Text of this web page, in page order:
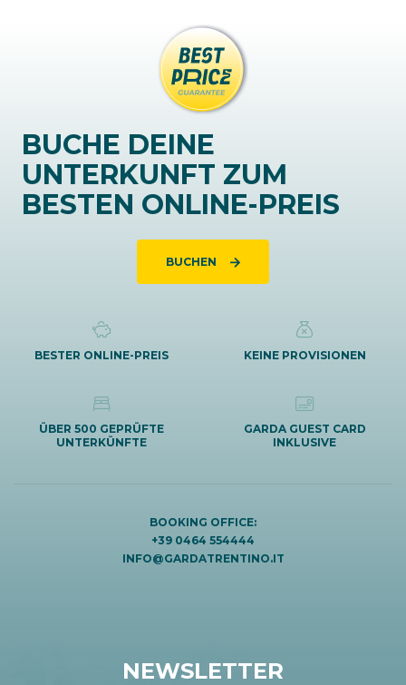
BUCHE DEINE
UNTERKUNFT ZUM
BESTEN ONLINE-PREIS
BUCHEN
BESTER ONLINE-PREIS KEINE PROVISIONEN
ÜBER 500 GEPRÜFTE
UNTERKÜNFTE
GARDA GUEST CARD
INKLUSIVE
BOOKING OFFICE:
+39 0464 554444
INFO@GARDATRENTINO.IT
NEWSLETTER